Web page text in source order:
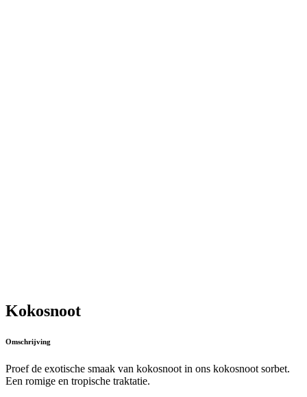
Kokosnoot
Omschrijving
Proef de exotische smaak van kokosnoot in ons kokosnoot sorbet.
Een romige en tropische traktatie.